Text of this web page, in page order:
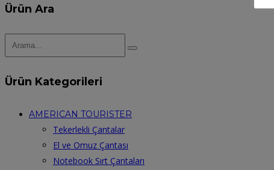
Ürün Ara
Ürün Kategorileri
AMERICAN TOURISTER
Tekerlekli Çantalar
El ve Omuz Çantası
Notebook Sırt Çantaları